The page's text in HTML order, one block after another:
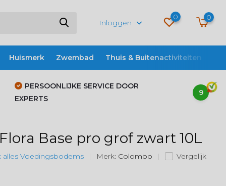
Inloggen
0 0
Huismerk Zwembad Thuis & Buitenactiviteiten
PERSOONLIJKE SERVICE DOOR
EXPERTS
9
Base pro grof zwart 10L
alles Voedingsbodems Merk: Colombo Vergelijk